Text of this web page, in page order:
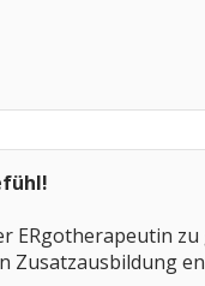
ERgotherapeutin